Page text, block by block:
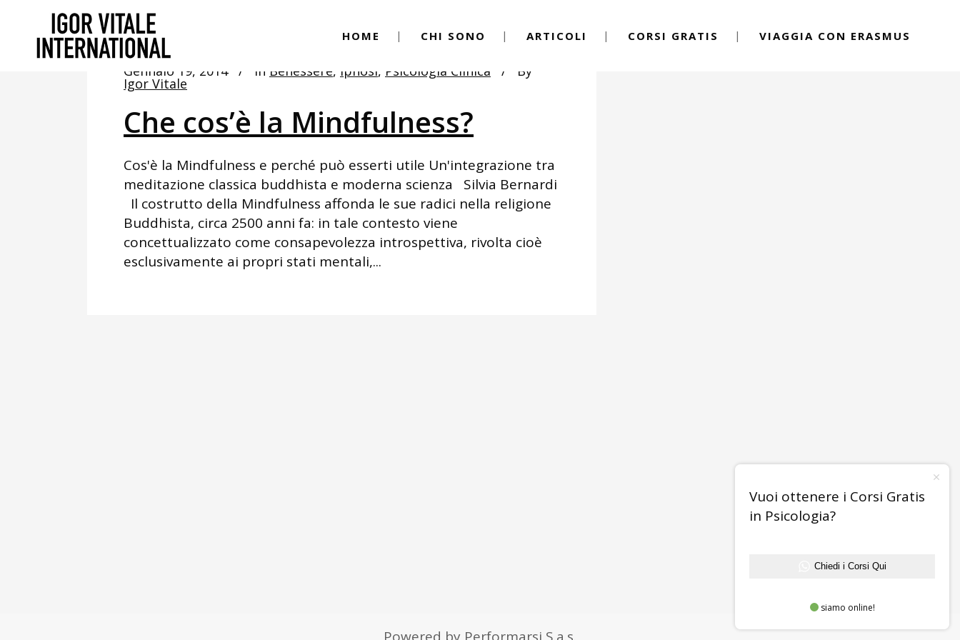
HOME CHI SONO ARTICOLI CORSI GRATIS VIAGGIA CON ERASMUS
Gennaio 19, 2014 In Benessere, Ipnosi, Psicologia Clinica By
Igor Vitale
Che cos’è la Mindfulness?
Cos'è la Mindfulness e perché può esserti utile Un'integrazione tra
meditazione classica buddhista e moderna scienza Silvia Bernardi
Il costrutto della Mindfulness affonda le sue radici nella religione
Buddhista, circa 2500 anni fa: in tale contesto viene
concettualizzato come consapevolezza introspettiva, rivolta cioè
esclusivamente ai propri stati mentali,...
Vuoi ottenere i Corsi Gratis
in Psicologia?
Chiedi i Corsi Qui
siamo online!